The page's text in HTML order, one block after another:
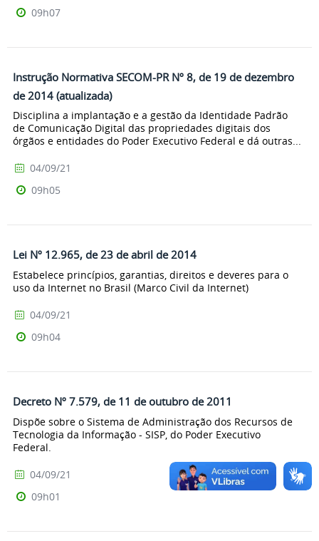
09h07
Instrução Normativa SECOM-PR Nº 8, de 19 de dezembro
de 2014 (atualizada)
Disciplina a implantação e a gestão da Identidade Padrão
de Comunicação Digital das propriedades digitais dos
órgãos e entidades do Poder Executivo Federal e dá outras...
04/09/21
09h05
Lei Nº 12.965, de 23 de abril de 2014
Estabelece princípios, garantias, direitos e deveres para o
uso da Internet no Brasil (Marco Civil da Internet)
04/09/21
09h04
Decreto Nº 7.579, de 11 de outubro de 2011
Dispõe sobre o Sistema de Administração dos Recursos de
Tecnologia da Informação - SISP, do Poder Executivo
Federal.
04/09/21
09h01